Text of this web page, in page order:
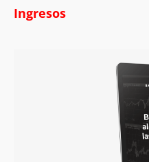
Ingresos